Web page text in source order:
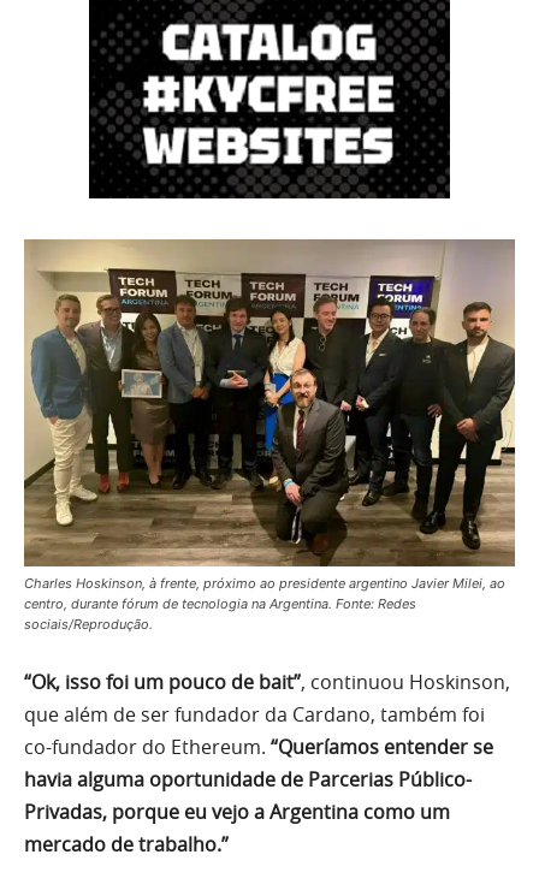
Charles Hoskinson, à frente, próximo ao presidente argentino Javier Milei, ao
centro, durante fórum de tecnologia na Argentina. Fonte: Redes
sociais/Reprodução.
“Ok, isso foi um pouco de bait”, continuou Hoskinson,
que além de ser fundador da Cardano, também foi
co-fundador do Ethereum. “Queríamos entender se
havia alguma oportunidade de Parcerias Público-
Privadas, porque eu vejo a Argentina como um
mercado de trabalho.”